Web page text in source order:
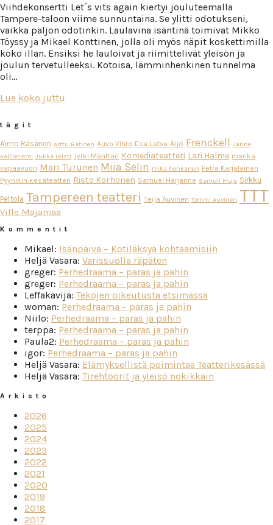
Viihdekonsertti Let´s vits again kiertyi jouluteemalla
Tampere-taloon viime sunnuntaina. Se ylitti odotukseni,
vaikka paljon odotinkin. Laulavina isäntinä toimivat Mikko
Töyssy ja Mikael Konttinen, jolla oli myös näpit koskettimilla
koko illan. Ensiksi he lauloivat ja riimittelivät yleisön ja
joulun tervetulleeksi. Kotoisa, lämminhenkinen tunnelma
oli…
Lue koko juttu
tägit
Aimo Räsänen Arttu Ratinen Auvo Vihro Esa Latva-Äijö Frenckell
Janne
Kallioniemi
Jukka Leisti Jyrki Mänttäri Komediateatteri Lari Halme marika
vapaavuori Mari Turunen Miia Selin mika honkanen Petra Karjalainen
Pyynikin kesäteatteri Risto Korhonen Samuel Harjanne Samuli Muje Sirkku
Peltola Tampereen teatteri Teija Auvinen Tommi Auvinen TTT
Ville Majamaa
Kommentit
Mikael: Isänpäivä – Kotiläksyä kohtaamisiin
Heljä Vasara: Varissuolla räpäten
greger: Perhedraama – paras ja pahin
greger: Perhedraama – paras ja pahin
Leffakävijä: Tekojen oikeutusta etsimässä
woman: Perhedraama – paras ja pahin
Niilo: Perhedraama – paras ja pahin
terppa: Perhedraama – paras ja pahin
Paula2: Perhedraama – paras ja pahin
igor: Perhedraama – paras ja pahin
Heljä Vasara: Elämyksellistä poimintaa Teatterikesässä
Heljä Vasara: Tirehtöörit ja yleisö nokikkain
Arkisto
2026
2025
2024
2023
2022
2021
2020
2019
2018
2017